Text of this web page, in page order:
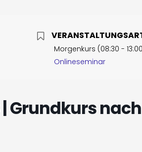
Morgenkurs (08:30 -
Onlineseminar
Grundkurs